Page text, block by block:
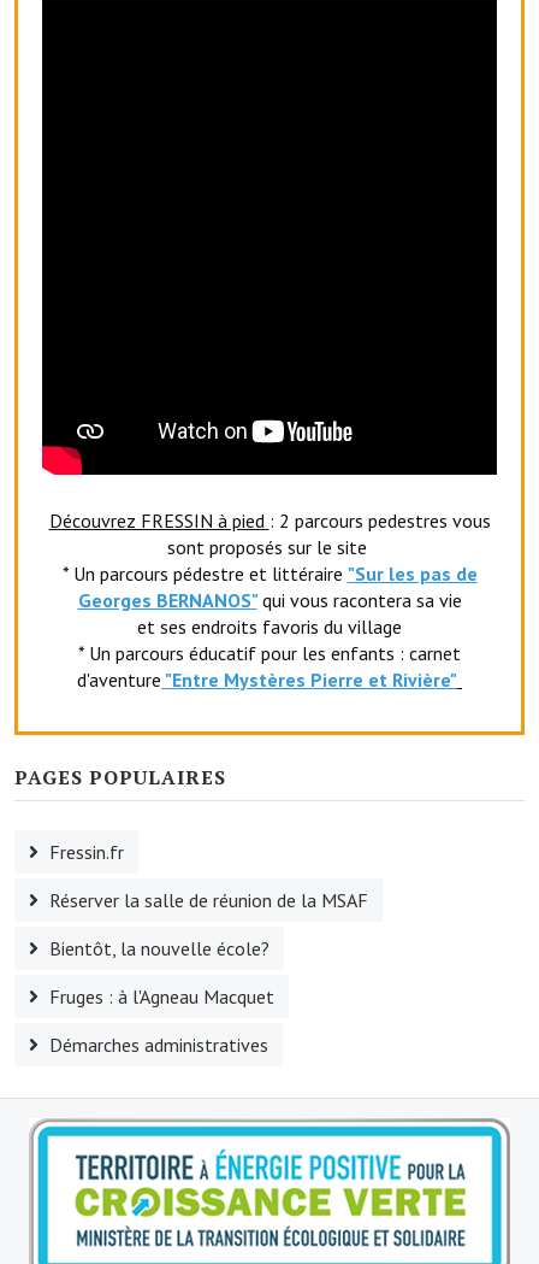
L'association des anciens combattants
L'association des anciens sapeurs-pompiers volontaires
L'US Crequy Fressin
La société de chasse
Les foulées Fressinoises
Fêtes et manifestations
Le calendrier annuel
Liste et coordonnées des associations
TOURISME, PATRIMOINE
Les panneaux du patrimoine
Le château
Georges Bernanos
Découvrez FRESSIN à pied : 2 parcours pedestres vous
sont proposés sur le site
* Un parcours pédestre et littéraire "Sur les pas de
Georges BERNANOS" qui vous racontera sa vie
et ses endroits favoris du village
* Un parcours éducatif pour les enfants : carnet
d'aventure "Entre Mystères Pierre et Rivière"
PAGES POPULAIRES
Fressin.fr
Réserver la salle de réunion de la MSAF
Bientôt, la nouvelle école?
Fruges : à l'Agneau Macquet
Démarches administratives